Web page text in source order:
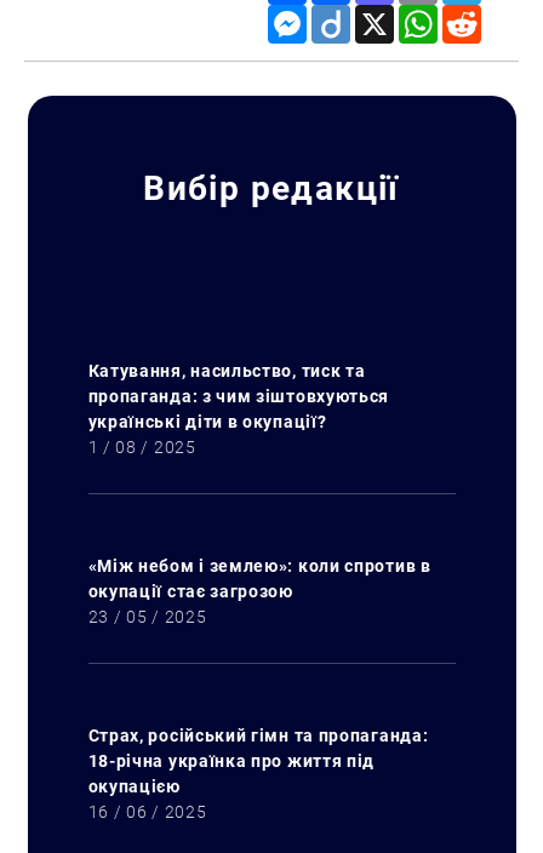
Messenger
Diigo X WhatsApp
Вибір редакції
Катування, насильство, тиск та
пропаганда: з чим зіштовхуються
українські діти в окупації?
1 / 08 / 2025
«Між небом і землею»: коли спротив в
окупації стає загрозою
23 / 05 / 2025
Страх, російський гімн та пропаганда:
18-річна українка про життя під
окупацією
16 / 06 / 2025